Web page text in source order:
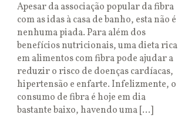
Apesar da associação popular da fibra
com as idas à casa de banho, esta não é
nenhuma piada. Para além dos
benefícios nutricionais, uma dieta rica
em alimentos com fibra pode ajudar a
reduzir o risco de doenças cardíacas,
hipertensão e enfarte. Infelizmente, o
consumo de fibra é hoje em dia
bastante baixo, havendo uma […]